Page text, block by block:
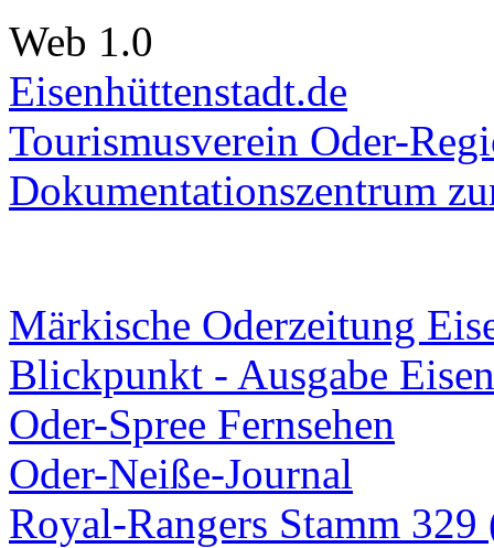
Web 1.0
Eisenhüttenstadt.de
Tourismusverein Oder-
Dokumentationszentrum
Märkische Oderzeitung
Blickpunkt - Ausgabe
Oder-Spree Fernsehen
Oder-Neiße-Journal
Royal-Rangers Stamm